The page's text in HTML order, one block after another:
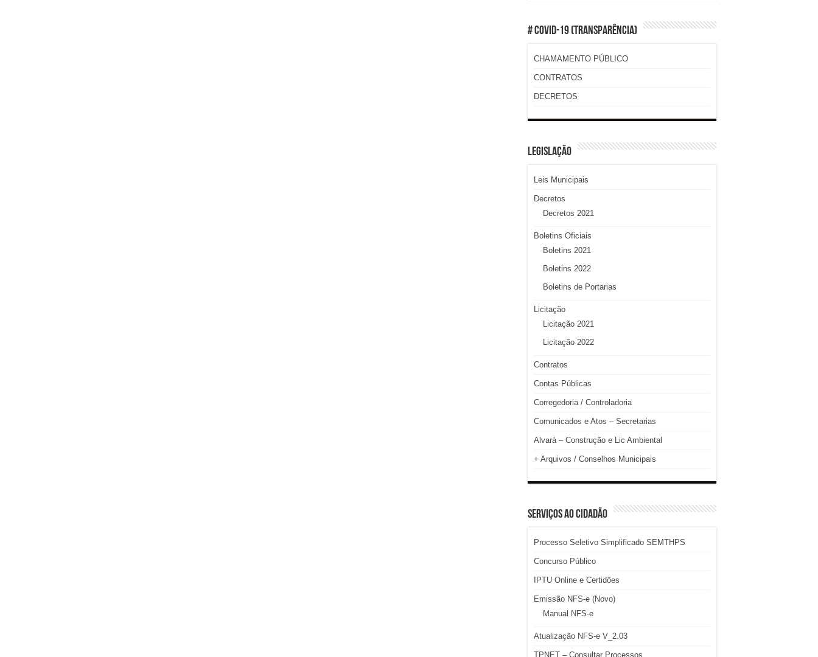
# COVID-19 (TRANSPARÊNCIA)
CHAMAMENTO PÚBLICO
CONTRATOS
DECRETOS
LEGISLAÇÃO
Leis Municipais
Decretos
Decretos 2021
Boletins Oficiais
Boletins 2021
Boletins 2022
Boletins de Portarias
Licitação
Licitação 2021
Licitação 2022
Contratos
Contas Públicas
Corregedoria / Controladoria
Comunicados e Atos – Secretarias
Alvará – Construção e Lic Ambiental
+ Arquivos / Conselhos Municipais
SERVIÇOS AO CIDADÃO
Processo Seletivo Simplificado SEMTHPS
Concurso Público
IPTU Online e Certidões
Emissão NFS-e (Novo)
Manual NFS-e
Atualização NFS-e V_2.03
TPNET – Consultar Processos